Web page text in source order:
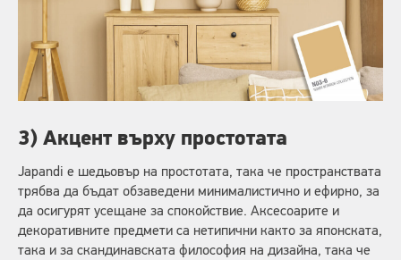
3) Акцент върху простотата
Japandi е шедьовър на простотата, така че пространствата
трябва да бъдат обзаведени минималистично и ефирно, за
да осигурят усещане за спокойствие. Аксесоарите и
декоративните предмети са нетипични както за японската,
така и за скандинавската философия на дизайна, така че